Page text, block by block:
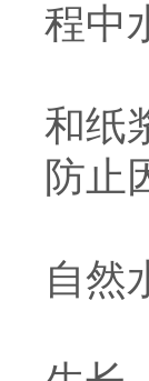
程中
和纸
防止
自然